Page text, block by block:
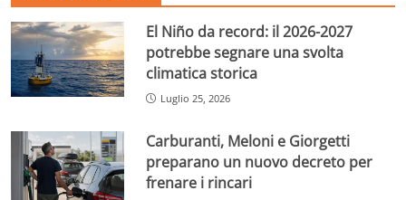
El Niño da record: il 2026-2027
potrebbe segnare una svolta
climatica storica
Luglio 25, 2026
Carburanti, Meloni e Giorgetti
preparano un nuovo decreto per
frenare i rincari